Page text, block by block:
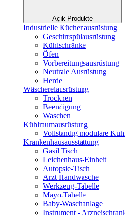
Açık Produkte
Industrielle Küchenausrüstung
Geschirrspülausrüstung
Kühlschränke
Öfen
Vorbereitungsausrüstung
Neutrale Ausrüstung
Herde
Wäschereiausrüstung
Trocknen
Beendigung
Waschen
Kühlraumausrüstung
Vollständig modulare
Krankenhausausstattung
Gasil Tisch
Leichenhaus-Einheit
Autopsie-Tisch
Arzt Handwäsche
Werkzeug-Tabelle
Mayo-Tabelle
Baby-Waschanlage
Instrument -